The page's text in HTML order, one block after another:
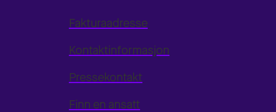
Fakturaadresse
Kontaktinformasjon
Pressekontakt
Finn en ansatt